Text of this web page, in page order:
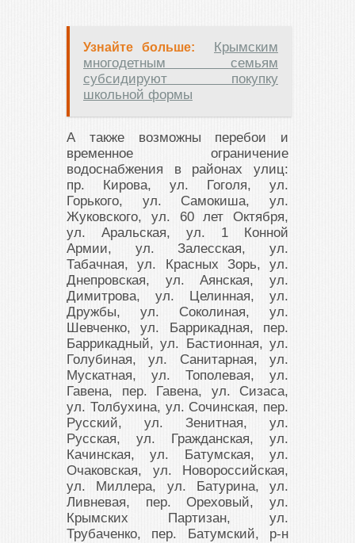
Узнайте больше:
Крымским
многодетным семьям
субсидируют покупку
школьной формы
А также возможны перебои и
временное ограничение
водоснабжения в районах улиц:
пр. Кирова, ул. Гоголя, ул.
Горького, ул. Самокиша, ул.
Жуковского, ул. 60 лет Октября,
ул. Аральская, ул. 1 Конной
Армии, ул. Залесская, ул.
Табачная, ул. Красных Зорь, ул.
Днепровская, ул. Аянская, ул.
Димитрова, ул. Целинная, ул.
Дружбы, ул. Соколиная, ул.
Шевченко, ул. Баррикадная, пер.
Баррикадный, ул. Бастионная, ул.
Голубиная, ул. Санитарная, ул.
Мускатная, ул. Тополевая, ул.
Гавена, пер. Гавена, ул. Сизаса,
ул. Толбухина, ул. Сочинская, пер.
Русский, ул. Зенитная, ул.
Русская, ул. Гражданская, ул.
Качинская, ул. Батумская, ул.
Очаковская, ул. Новороссийская,
ул. Миллера, ул. Батурина, ул.
Ливневая, пер. Ореховый, ул.
Крымских Партизан, ул.
Трубаченко, пер. Батумский, р-н